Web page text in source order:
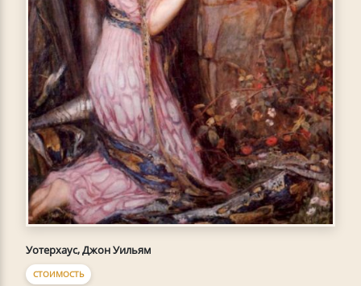
Уотерхаус, Джон Уильям
СТОИМОСТЬ